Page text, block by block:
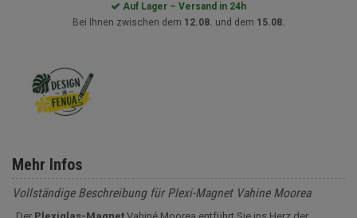
Auf Lager – Versand in 24h
Bei Ihnen zwischen dem 12.08. und dem 15.08.
Mehr Infos
Vollständige Beschreibung für Plexi-Magnet Vahine Moorea